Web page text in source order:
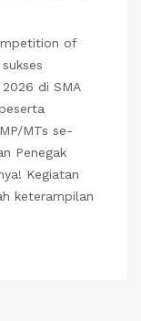
of
di SMA
MTs se-
Penegak
Kegiatan
keterampilan